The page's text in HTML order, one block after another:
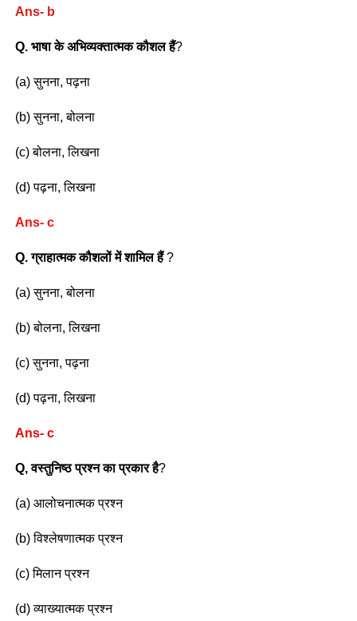
Ans- b
Q. भाषा के अभिव्यक्तात्मक कौशल हैं?
(a) सुनना, पढ़ना
(b) सुनना, बोलना
(c) बोलना, लिखना
(d) पढ़ना, लिखना
Ans- c
Q. ग्राहात्मक कौशलों में शामिल हैं?
(a) सुनना, बोलना
(b) बोलना, लिखना
(c) सुनना, पढ़ना
(d) पढ़ना, लिखना
Ans- c
Q, वस्तुनिष्ठ प्रश्न का प्रकार है?
(a) आलोचनात्मक प्रश्न
(b) विश्लेषणात्मक प्रश्न
(c) मिलान प्रश्न
(d) व्याख्यात्मक प्रश्न